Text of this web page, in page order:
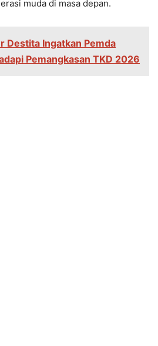
muda di masa depan.
Destita Ingatkan Pemda
Pemangkasan TKD 2026